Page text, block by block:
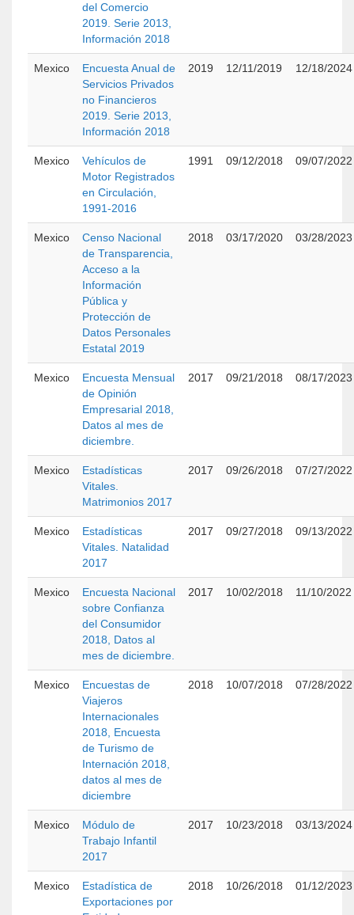
del Comercio
2019. Serie 2013,
Información 2018
Mexico
Encuesta Anual de
Servicios Privados
no Financieros
2019. Serie 2013,
Información 2018
2019 12/11/2019 12/18/2024
Mexico
Vehículos de
Motor Registrados
en Circulación,
1991-2016
1991 09/12/2018 09/07/2022
Mexico
Censo Nacional
de Transparencia,
Acceso a la
Información
Pública y
Protección de
Datos Personales
Estatal 2019
2018 03/17/2020 03/28/2023
Mexico
Encuesta Mensual
de Opinión
Empresarial 2018,
Datos al mes de
diciembre.
2017 09/21/2018 08/17/2023
Mexico
Estadísticas
Vitales.
Matrimonios 2017
2017 09/26/2018 07/27/2022
Mexico
Estadísticas
Vitales. Natalidad
2017
2017 09/27/2018 09/13/2022
Mexico
Encuesta Nacional
sobre Confianza
del Consumidor
2018, Datos al
mes de diciembre.
2017 10/02/2018 11/10/2022
Mexico
Encuestas de
Viajeros
Internacionales
2018, Encuesta
de Turismo de
Internación 2018,
datos al mes de
diciembre
2018 10/07/2018 07/28/2022
Mexico
Módulo de
Trabajo Infantil
2017
2017 10/23/2018 03/13/2024
Mexico
Estadística de
Exportaciones por
2018 10/26/2018 01/12/2023